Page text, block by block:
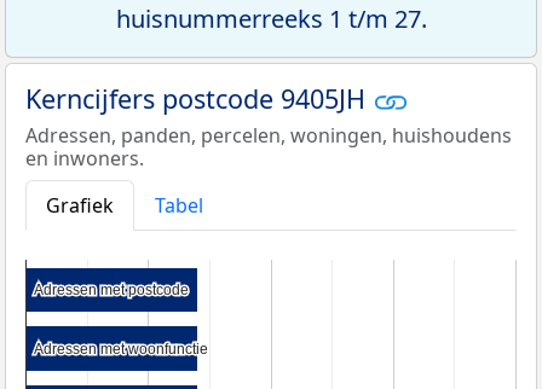
huisnummerreeks 1 t/m 27.
Kerncijfers postcode 9405JH
Adressen, panden, percelen, woningen, huishoudens
en inwoners.
Grafiek
Tabel
Adressen met postcode
Adressen met postcode
Adressen met woonfunctie
Adressen met woonfunctie